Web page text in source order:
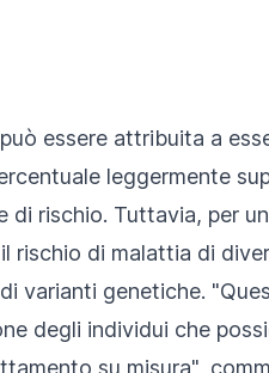
essere attribuita a
leggermente
di rischio. Tuttavia, per
rischio di malattia di
varianti genetiche.
degli individui che
su misura",